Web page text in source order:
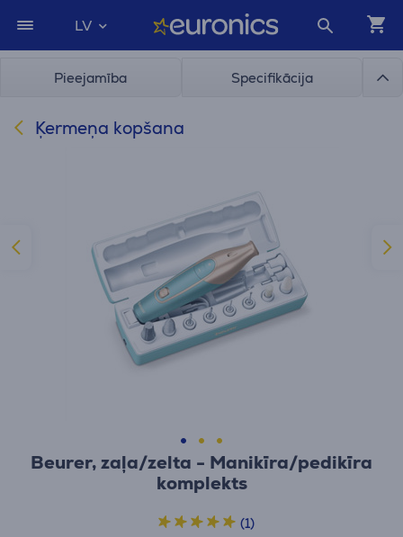
LV
Pieejamība Specifikācija
Ķermeņa kopšana
Beurer, zaļa/zelta - Manikīra/pedikīra
komplekts
(1)